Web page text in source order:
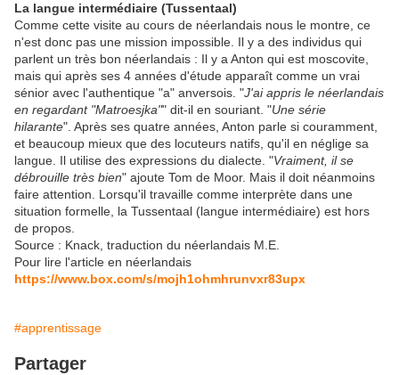
La langue intermédiaire (Tussentaal)
Comme cette visite au cours de néerlandais nous le montre, ce
n'est donc pas une mission impossible. Il y a des individus qui
parlent un très bon néerlandais : Il y a Anton qui est moscovite,
mais qui après ses 4 années d'étude apparaît comme un vrai
sénior avec l'authentique "a" anversois. "J'ai appris le néerlandais
en regardant "Matroesjka"" dit-il en souriant. "Une série
hilarante". Après ses quatre années, Anton parle si couramment,
et beaucoup mieux que des locuteurs natifs, qu'il en néglige sa
langue. Il utilise des expressions du dialecte. "Vraiment, il se
débrouille très bien" ajoute Tom de Moor. Mais il doit néanmoins
faire attention. Lorsqu'il travaille comme interprète dans une
situation formelle, la Tussentaal (langue intermédiaire) est hors
de propos.
Source : Knack, traduction du néerlandais M.E.
Pour lire l'article en néerlandais
https://www.box.com/s/mojh1ohmhrunvxr83upx
#apprentissage
Partager